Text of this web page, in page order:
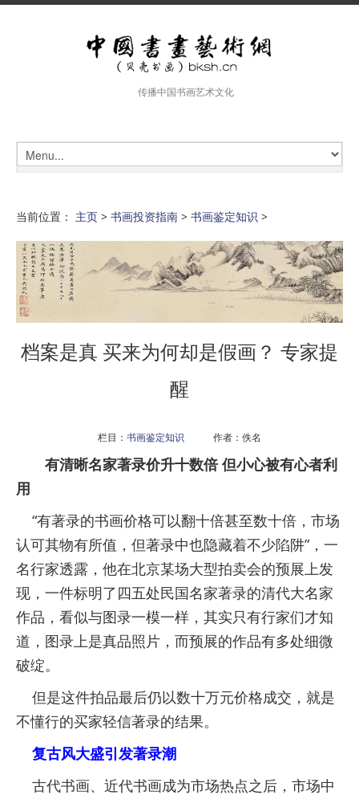
传播中国书画艺术文化
当前位置： 主页 > 书画投资指南 > 书画鉴定知识 >
档案是真 买来为何却是假画？ 专家提
醒
栏目： 书画鉴定知识 作者：佚名
有清晰名家著录价升十数倍 但小心被有心者利
用
“有著录的书画价格可以翻十倍甚至数十倍，市场
认可其物有所值，但著录中也隐藏着不少陷阱”，一
名行家透露，他在北京某场大型拍卖会的预展上发
现，一件标明了四五处民国名家著录的清代大名家
作品，看似与图录一模一样，其实只有行家们才知
道，图录上是真品照片，而预展的作品有多处细微
破绽。
但是这件拍品最后仍以数十万元价格成交，就是
不懂行的买家轻信著录的结果。
复古风大盛引发著录潮
古代书画、近代书画成为市场热点之后，市场中